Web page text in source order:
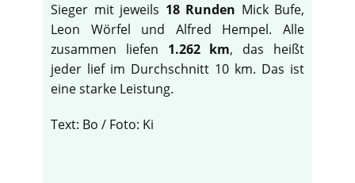
Sieger mit jeweils 18 Runden Mick Bufe,
Leon Wörfel und Alfred Hempel. Alle
zusammen liefen 1.262 km, das heißt
jeder lief im Durchschnitt 10 km. Das ist
eine starke Leistung.
Text: Bo / Foto: Ki